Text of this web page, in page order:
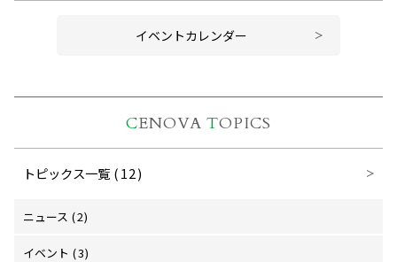
イベントカレンダー
CENOVATOPICS
トピックス一覧 (12)
ニュース (2)
イベント (3)